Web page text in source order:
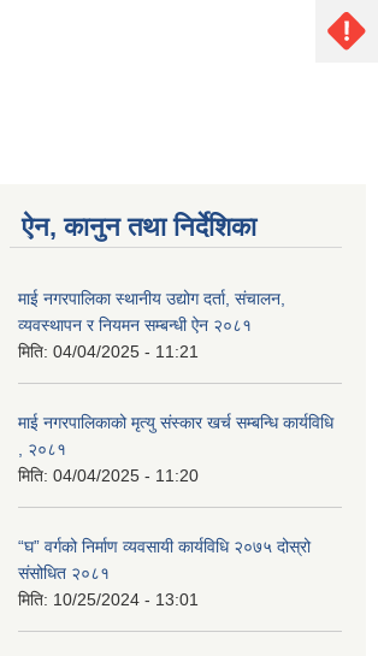
ऐन, कानुन तथा निर्देशिका
माई नगरपालिका स्थानीय उद्योग दर्ता, संचालन,
व्यवस्थापन र नियमन सम्बन्धी ऐन २०८१
मिति: 04/04/2025 - 11:21
माई नगरपालिकाको मृत्यु संस्कार खर्च सम्बन्धि कार्यविधि
, २०८१
मिति: 04/04/2025 - 11:20
“घ” वर्गको निर्माण व्यवसायी कार्यविधि २०७५ दोस्रो
संसोधित २०८१
मिति: 10/25/2024 - 13:01